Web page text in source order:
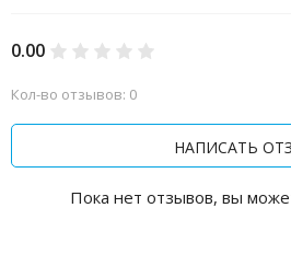
0.00
Кол-во отзывов: 0
НАПИСАТЬ
Пока нет отзывов, вы